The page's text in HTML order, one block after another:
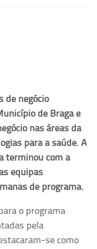
de negócio
de Braga e
nas áreas da
para a saúde. A
terminou com a
equipas
de programa.
o programa
pela
se como